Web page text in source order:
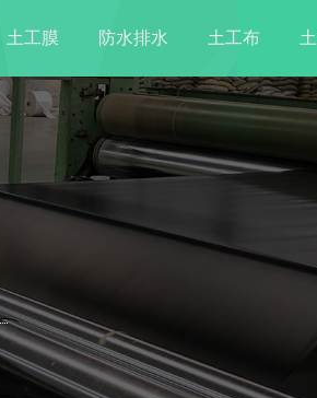
土工膜 防水排水 土工布